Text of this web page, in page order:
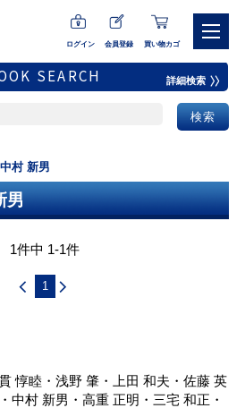
ログイン 会員登録 買い物カゴ
SEARCH 詳細検索
村 新男
男
1件中 1-1件
1
惇睦 ・浅野 肇 ・ 上田 和夫 ・佐藤 英
・中村 新男 ・高重 正明 ・ 三宅 和正 ・